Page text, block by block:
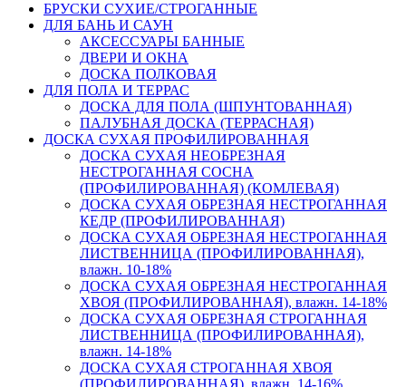
БРУСКИ СУХИЕ/СТРОГАННЫЕ
ДЛЯ БАНЬ И САУН
АКСЕССУАРЫ БАННЫЕ
ДВЕРИ И ОКНА
ДОСКА ПОЛКОВАЯ
ДЛЯ ПОЛА И ТЕРРАС
ДОСКА ДЛЯ ПОЛА (ШПУНТОВАННАЯ)
ПАЛУБНАЯ ДОСКА (ТЕРРАСНАЯ)
ДОСКА СУХАЯ ПРОФИЛИРОВАННАЯ
ДОСКА СУХАЯ НЕОБРЕЗНАЯ
НЕСТРОГАННАЯ СОСНА
(ПРОФИЛИРОВАННАЯ) (КОМЛЕВАЯ)
ДОСКА СУХАЯ ОБРЕЗНАЯ НЕСТРОГАННАЯ
КЕДР (ПРОФИЛИРОВАННАЯ)
ДОСКА СУХАЯ ОБРЕЗНАЯ НЕСТРОГАННАЯ
ЛИСТВЕННИЦА (ПРОФИЛИРОВАННАЯ),
влажн. 10-18%
ДОСКА СУХАЯ ОБРЕЗНАЯ НЕСТРОГАННАЯ
ХВОЯ (ПРОФИЛИРОВАННАЯ), влажн. 14-18%
ДОСКА СУХАЯ ОБРЕЗНАЯ СТРОГАННАЯ
ЛИСТВЕННИЦА (ПРОФИЛИРОВАННАЯ),
влажн. 14-18%
ДОСКА СУХАЯ СТРОГАННАЯ ХВОЯ
(ПРОФИЛИРОВАННАЯ), влажн. 14-16%